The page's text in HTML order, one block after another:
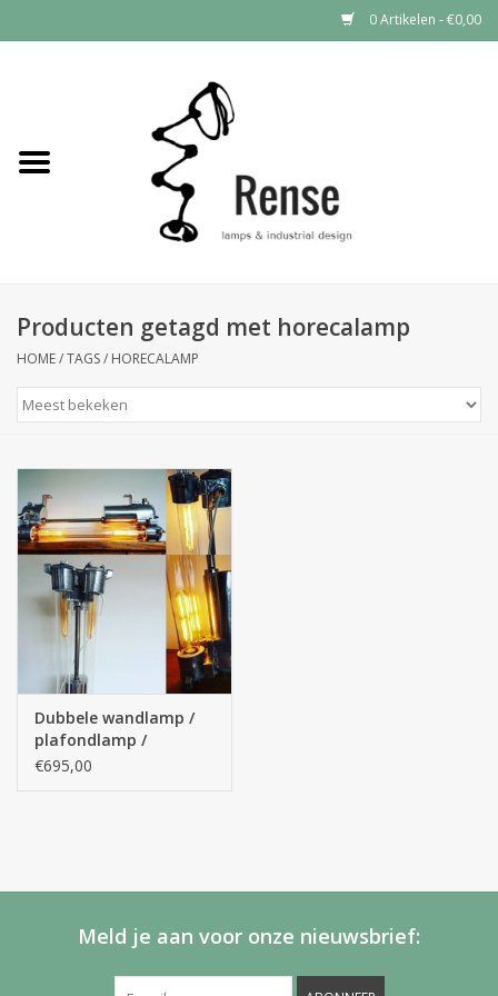
0 Artikelen - €0,00
Industrial lamps
Producten getagd met horecalamp
HOME/TAGS/ HORECALAMP
Dubbele wandlamp /
plafondlamp /
hanglamp
€695,00
Meld je aan voor onze nieuwsbrief: